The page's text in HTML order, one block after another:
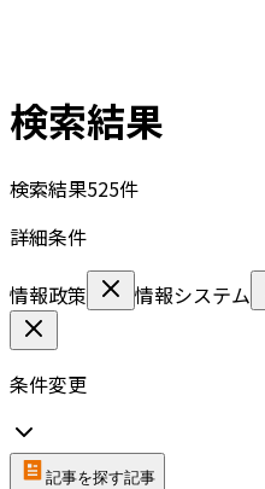
検索結果
検索結果525件
詳細条件
情報政策
情報システム
条件変更
記事を探す記事